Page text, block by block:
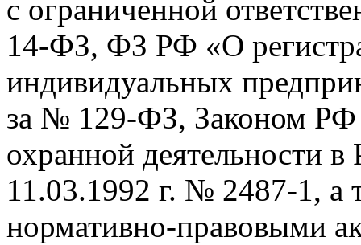
с ограниченной
14-ФЗ, ФЗ РФ «О
индивидуальных
за № 129-ФЗ, Законом РФ
охранной деятельности
11.03.1992 г. № 2487-1,
нормативно-правовыми